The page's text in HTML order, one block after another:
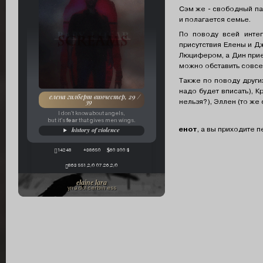
елена гилберт винчестер, 29 /
39
I don't know about angels,
but it's fear that gives men wings.
history of violence
14248 +38650 60 300 $
863 551,2/0 07.26,2/0
elaine lara
yn a dol cerbin ess
Сэм же - свободный
и полагается семье.
По поводу всей
присутствия Елены и
Люцифером, а Дин
можно обставить
Также по поводу
надо будет вписать),
нельзя?), Эллен (то
енот, а вы приходите